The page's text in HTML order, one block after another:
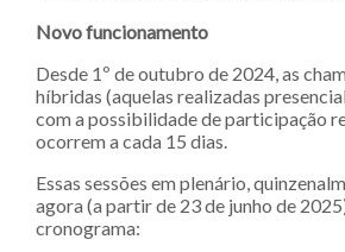
Novo funcionamento
Desde 1º de outubro de 2024, as
híbridas (aquelas realizadas
com a possibilidade de participação
ocorrem a cada 15 dias.
Essas sessões em plenário,
agora (a partir de 23 de junho de
cronograma: